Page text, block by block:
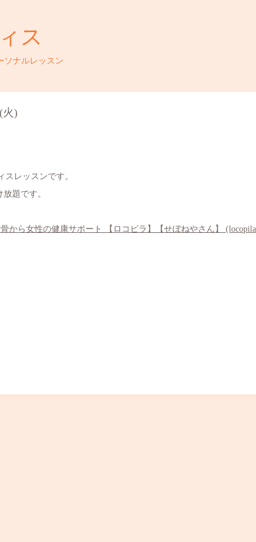
ス
ソナルレッスン
火)
レッスンです。
題です。
から女性の健康サポート 【ロコピラ】【せぼねやさん】